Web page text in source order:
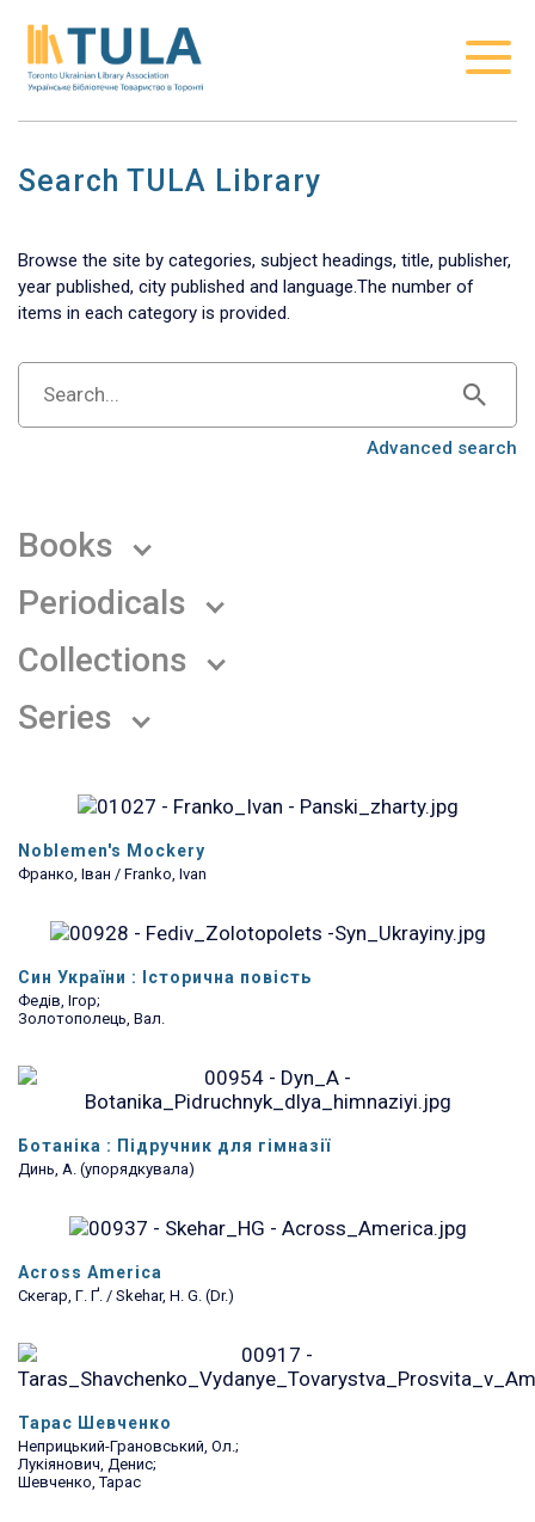
Search TULA Library
Browse the site by categories, subject headings, title, publisher,
year published, city published and language.The number of
items in each category is provided.
Advanced search
Noblemen's Mockery
Франко, Іван / Franko, Ivan
Син України : Історична повість
Федів, Ігор;
Золотополець, Вал.
Ботаніка : Підручник для гімназії
Динь, А. (упорядкувала)
Across America
Скегар, Г. Ґ. / Skehar, H. G. (Dr.)
Тарас Шевченко
Неприцький-Грановський, Ол.;
Лукіянович, Денис;
Шевченко, Тарас
Books
Periodicals
Collections
Series